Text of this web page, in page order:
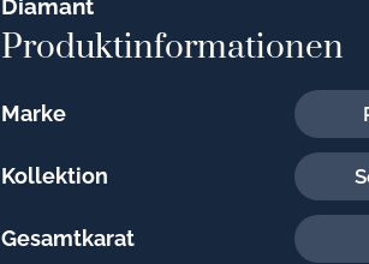
Diamant
Produktinformationen
Marke
Kollektion
Gesamtkarat